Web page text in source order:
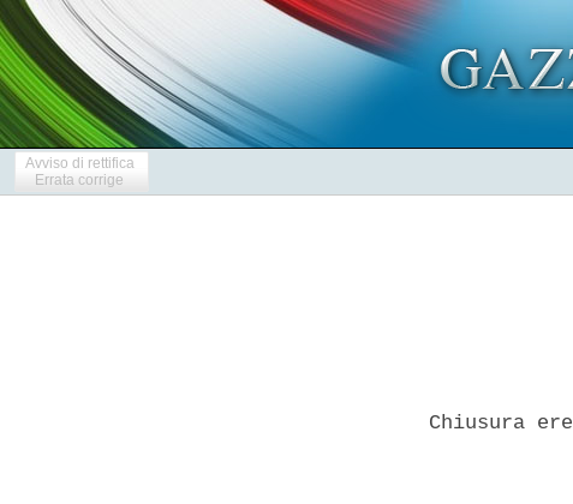
Avviso di rettifica
Errata corrige
Chiusura